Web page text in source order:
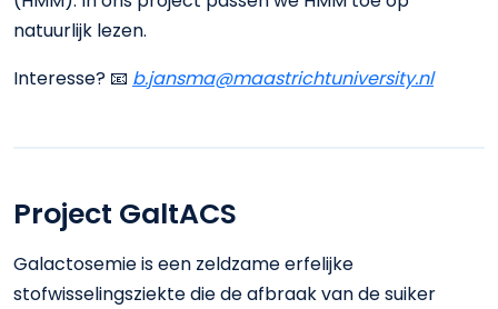
natuurlijk lezen.
Interesse? 📧 b.jansma@maastrichtuniversity.nl
Project GaltACS
Galactosemie is een zeldzame erfelijke
stofwisselingsziekte die de afbraak van de suiker